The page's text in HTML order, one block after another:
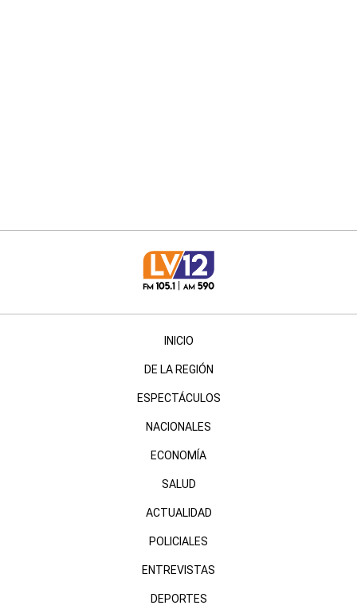
INICIO
DE LA REGIÓN
ESPECTÁCULOS
NACIONALES
ECONOMÍA
SALUD
ACTUALIDAD
POLICIALES
ENTREVISTAS
DEPORTES